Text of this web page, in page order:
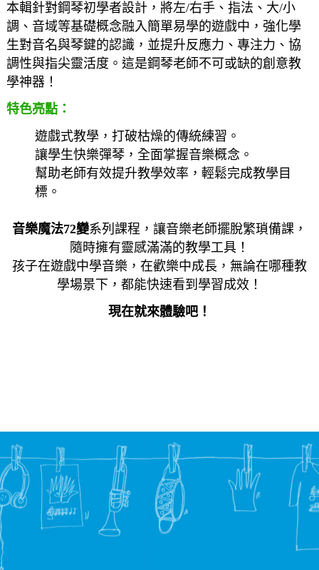
本輯針對鋼琴初學者設計，將左/右手、指法、大/小
調、音域等基礎概念融入簡單易學的遊戲中，強化學
生對音名與琴鍵的認識，並提升反應力、專注力、協
調性與指尖靈活度。這是鋼琴老師不可或缺的創意教
學神器！
特色亮點：
遊戲式教學，打破枯燥的傳統練習。
讓學生快樂彈琴，全面掌握音樂概念。
幫助老師有效提升教學效率，輕鬆完成教學目
標。
音樂魔法72變系列課程，讓音樂老師擺脫繁瑣備課，
隨時擁有靈感滿滿的教學工具！
孩子在遊戲中學音樂，在歡樂中成長，無論在哪種教
學場景下，都能快速看到學習成效！
現在就來體驗吧！